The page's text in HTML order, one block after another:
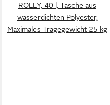
ROLLY, 40 l, Tasche aus
wasserdichten Polyester,
Maximales Tragegewicht 25 kg